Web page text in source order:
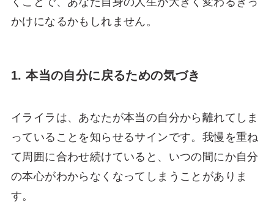
かけになるかもしれません。
1. 本当の自分に戻るための気づき
イライラは、あなたが本当の自分から離れてしま
っていることを知らせるサインです。我慢を重ね
て周囲に合わせ続けていると、いつの間にか自分
の本心がわからなくなってしまうことがありま
す。